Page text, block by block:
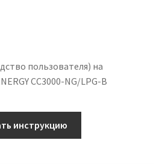
пользователя) на
CC3000-NG/LPG-B
инструкцию